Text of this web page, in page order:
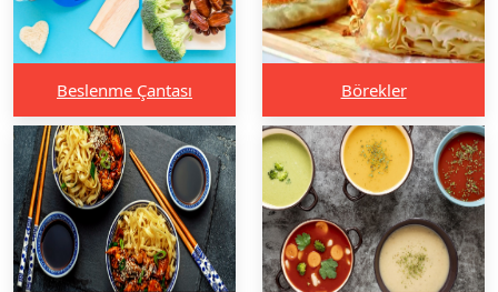
Beslenme Çantası Börekler